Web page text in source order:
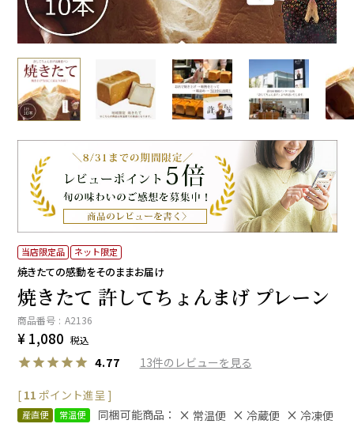
当店限定品 ネット限定
焼きたての感動をそのままお届け
焼きたて 許してちょんまげ プレーン
商品番号 A2136
¥ 1,080 税込
4.77 13
[ 11 ポイント進呈 ]
産直便 常温便 同梱可能商品： 常温便 冷蔵便 冷凍便